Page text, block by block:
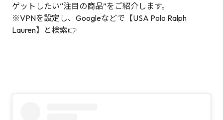
ゲットしたい“注目の商品”をご紹介します。
※VPNを設定し、Googleなどで【USA Polo Ralph
Lauren】と検索👉